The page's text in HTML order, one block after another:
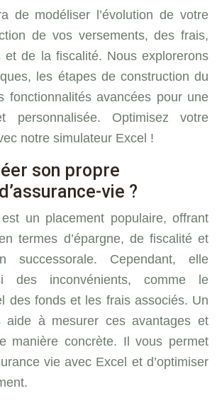
de modéliser l’évolution de votre
de vos versements, des frais,
et de la fiscalité. Nous explorerons
les étapes de construction du
fonctionnalités avancées pour une
personnalisée. Optimisez votre
notre simulateur Excel !
son propre
vie ?
est un placement populaire, offrant
termes d’épargne, de fiscalité et
successorale. Cependant, elle
des inconvénients, comme le
des fonds et les frais associés. Un
aide à mesurer ces avantages et
manière concrète. Il vous permet
vie avec Excel et d’optimiser